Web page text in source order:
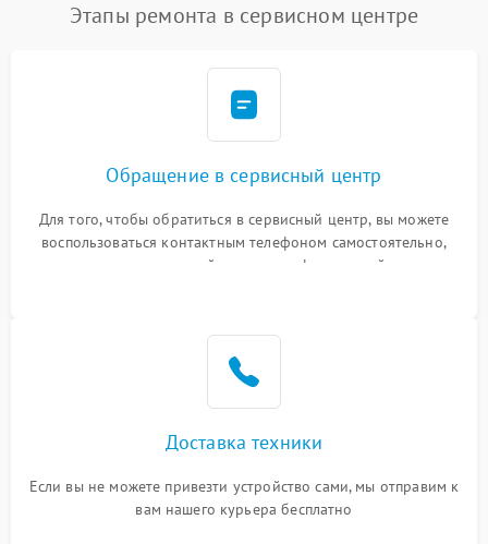
Этапы ремонта в сервисном центре
Обращение в сервисный центр
Для того, чтобы обратиться в сервисный центр, вы можете
воспользоваться контактным телефоном самостоятельно,
или оставить свой номер телефона на сайте
Доставка техники
Если вы не можете привезти устройство сами, мы отправим к
вам нашего курьера бесплатно